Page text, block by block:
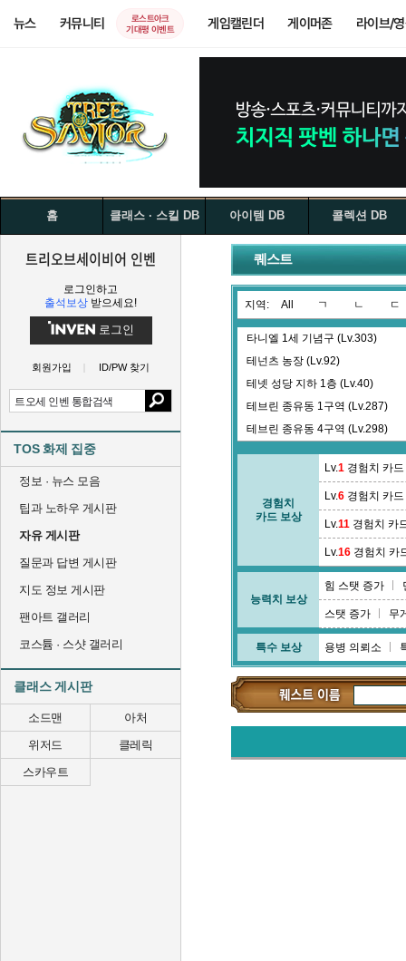
뉴스 커뮤니티
로스트아크
기대평 이벤트
게임캘린더 게이머존 라이브/
홈 클래스 · 스킬 DB 아이템 DB 콜렉션 DB
트리오브세이비어 인벤
로그인하고
출석보상 받으세요!
로그인
회원가입 ID/PW 찾기
TOS 화제 집중
정보 · 뉴스 모음
팁과 노하우 게시판
자유 게시판
질문과 답변 게시판
지도 정보 게시판
팬아트 갤러리
코스튬 · 스샷 갤러리
클래스 게시판
소드맨
아처
위저드
클레릭
스카우트
퀘스트
지역: All ㄱ ㄴ ㄷ
타니엘 1세 기념구 (Lv.303)
테넌츠 농장 (Lv.92)
테넷 성당 지하 1층 (Lv.40)
테브린 종유동 1구역 (Lv.287)
테브린 종유동 4구역 (Lv.298)
통합 길드배틀 : 로스트 템플
틸라 수도원 (Lv.183)
경험치
카드 보상
Lv.1 경험치 카드
Lv.6 경험치 카드
Lv.11 경험치 카
Lv.16 경험치 카
능력치 보상
힘 스탯 증가
스탯 증가 무
특수 보상 용병 의뢰소